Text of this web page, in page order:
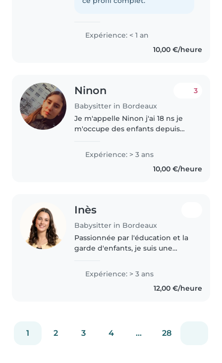
Expérience: < 1 an
10,00 €/heure
Ninon
Babysitter in Bordeaux
3
Je m'appelle Ninon j'ai 18 ns je
m'occupe des enfants depuis
compagnie d'eux. Les enfants
sais une passion de travailler
avec eux, je suis quelqu'un..
Expérience: > 3 ans
10,00 €/heure
Inès
Babysitter in Bordeaux
Passionnée par l'éducation et la
garde d'enfants, je suis une
(anglais, français) avec des bases
en espagnol. Avec environ 3 ans
d'expérience dans la prise..
Expérience: > 3 ans
12,00 €/heure
1 2 3 4 ... 28